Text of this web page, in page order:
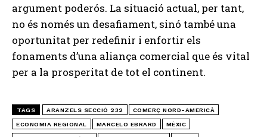
argument poderós. La situació actual, per tant,
no és només un desafiament, sinó també una
oportunitat per redefinir i enfortir els
fonaments d’una aliança comercial que és vital
per a la prosperitat de tot el continent.
TAGS ARANZELS SECCIÓ 232 COMERÇ NORD-AMERICÀ
ECONOMIA REGIONAL MARCELO EBRARD MÈXIC